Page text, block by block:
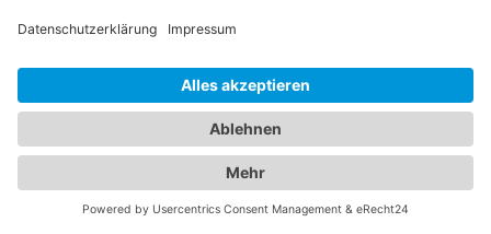
Hier finden Sie alles, was Sie benötigen, um sowohl
informiert zu sein. Egal ob Sie einen
Abschleppdienst in Ihrer Nähe suchen oder nach
Hotel Waldmünchen
Reisevorhaben Ausschau halten - bei uns sind Sie
richtig. Unser Portal präsentiert Ihnen eine
umfassende Liste von Abschleppdiensten, die